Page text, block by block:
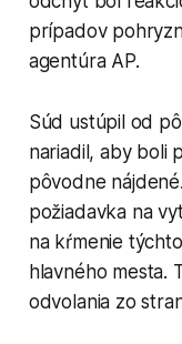
prípadov
agentúra AP.
Súd ustúpil od
nariadil, aby boli
pôvodne
požiadavka na
na kŕmenie
hlavného mesta.
odvolania zo